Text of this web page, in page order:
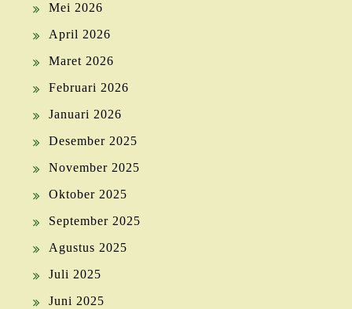
Mei 2026
April 2026
Maret 2026
Februari 2026
Januari 2026
Desember 2025
November 2025
Oktober 2025
September 2025
Agustus 2025
Juli 2025
Juni 2025